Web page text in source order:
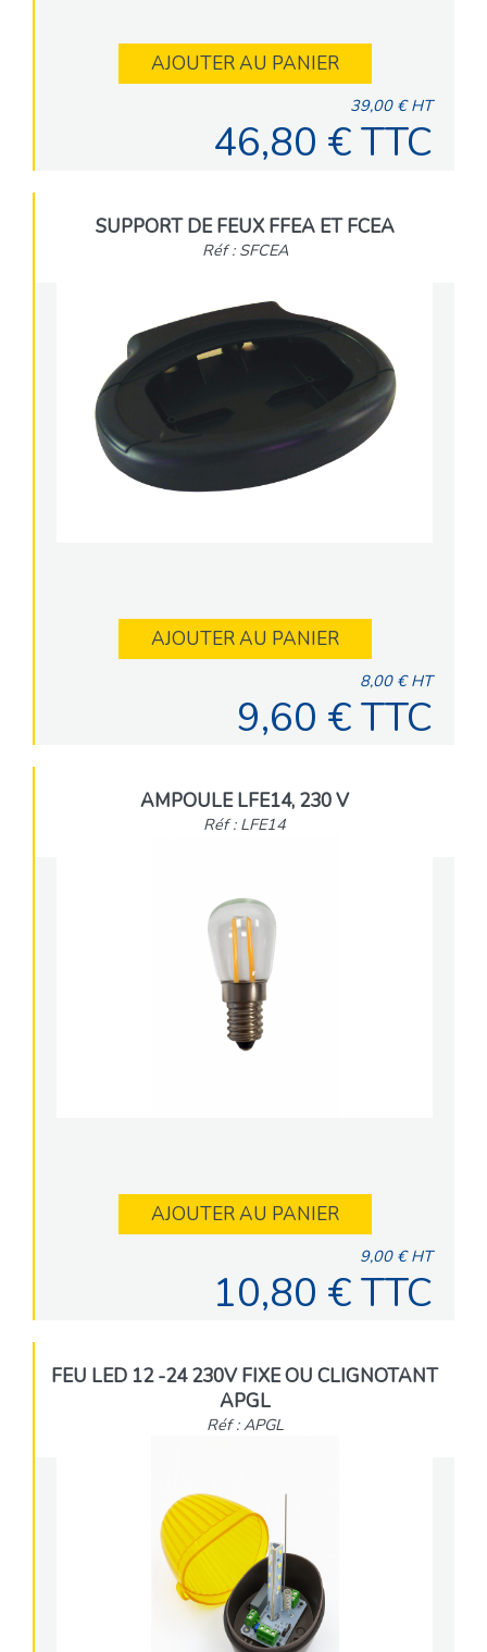
AJOUTER AU PANIER
39,00 € HT
46,80 € TTC
SUPPORT DE FEUX FFEA ET FCEA
Réf : SFCEA
AJOUTER AU PANIER
8,00 € HT
9,60 € TTC
AMPOULE LFE14, 230 V
Réf : LFE14
AJOUTER AU PANIER
9,00 € HT
10,80 € TTC
FEU LED 12 -24 230V FIXE OU CLIGNOTANT
APGL
Réf : APGL